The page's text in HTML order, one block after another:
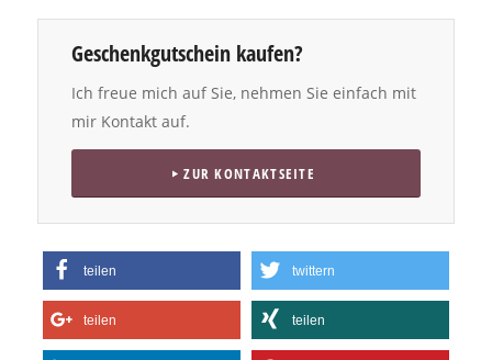
Geschenkgutschein kaufen?
Ich freue mich auf Sie, nehmen Sie einfach mit
mir Kontakt auf.
ZUR KONTAKTSEITE
teilen twittern
teilen teilen